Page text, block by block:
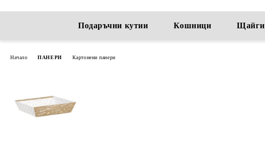
Подаръчни кутии Кошници Щайги
Начало ПАНЕРИ Картонени панери